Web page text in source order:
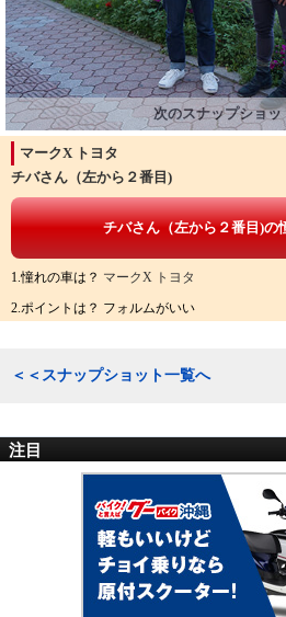
マークX トヨタ
チバさん（左から２番目)
チバさん（左から２番目)の
1.憧れの車は？ マークX トヨタ
2.ポイントは？ フォルムがいい
＜＜スナップショット一覧へ
注目